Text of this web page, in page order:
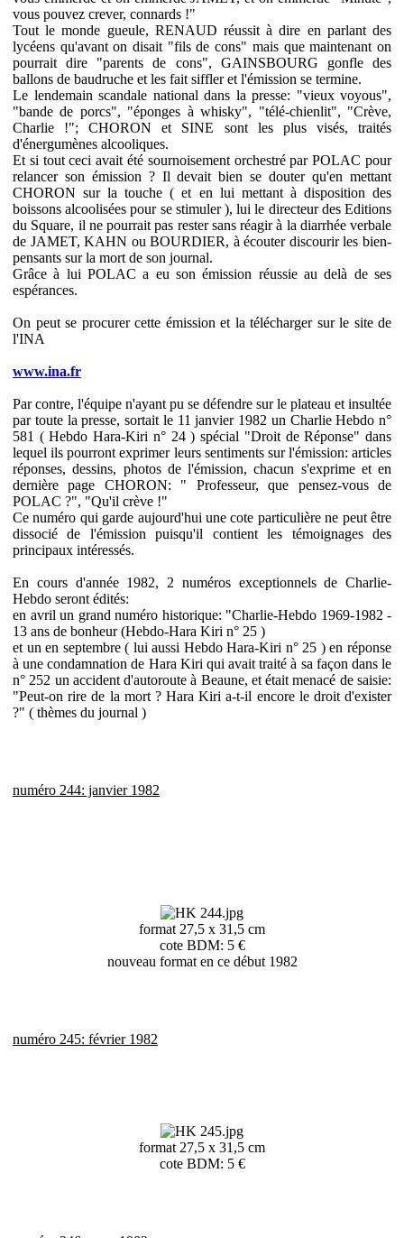
vous pouvez crever, connards !"
Tout le monde gueule, RENAUD réussit à dire en parlant des
lycéens qu'avant on disait "fils de cons" mais que maintenant on
pourrait dire "parents de cons", GAINSBOURG gonfle des
ballons de baudruche et les fait siffler et l'émission se termine.
Le lendemain scandale national dans la presse: "vieux voyous",
"bande de porcs", "éponges à whisky", "télé-chienlit", "Crève,
Charlie !"; CHORON et SINE sont les plus visés, traités
d'énergumènes alcooliques.
Et si tout ceci avait été sournoisement orchestré par POLAC pour
relancer son émission ? Il devait bien se douter qu'en mettant
CHORON sur la touche ( et en lui mettant à disposition des
boissons alcoolisées pour se stimuler ), lui le directeur des Editions
du Square, il ne pourrait pas rester sans réagir à la diarrhée verbale
de JAMET, KAHN ou BOURDIER, à écouter discourir les bien-
pensants sur la mort de son journal.
Grâce à lui POLAC a eu son émission réussie au delà de ses
espérances.
On peut se procurer cette émission et la télécharger sur le site de
l'INA
www.ina.fr
Par contre, l'équipe n'ayant pu se défendre sur le plateau et insultée
par toute la presse, sortait le 11 janvier 1982 un Charlie Hebdo n°
581 ( Hebdo Hara-Kiri n° 24 ) spécial "Droit de Réponse" dans
lequel ils pourront exprimer leurs sentiments sur l'émission: articles
réponses, dessins, photos de l'émission, chacun s'exprime et en
dernière page CHORON: " Professeur, que pensez-vous de
POLAC ?", "Qu'il crève !"
Ce numéro qui garde aujourd'hui une cote particulière ne peut être
dissocié de l'émission puisqu'il contient les témoignages des
principaux intéressés.
En cours d'année 1982, 2 numéros exceptionnels de Charlie-
Hebdo seront édités:
en avril un grand numéro historique: "Charlie-Hebdo 1969-1982 -
13 ans de bonheur (Hebdo-Hara Kiri n° 25 )
et un en septembre ( lui aussi Hebdo Hara-Kiri n° 25 ) en réponse
à une condamnation de Hara Kiri qui avait traité à sa façon dans le
n° 252 un accident d'autoroute à Beaune, et était menacé de saisie:
"Peut-on rire de la mort ? Hara Kiri a-t-il encore le droit d'exister
?" ( thèmes du journal )
numéro 244: janvier 1982
format 27,5 x 31,5 cm
cote BDM: 5 €
nouveau format en ce début 1982
numéro 245: février 1982
format 27,5 x 31,5 cm
cote BDM: 5 €